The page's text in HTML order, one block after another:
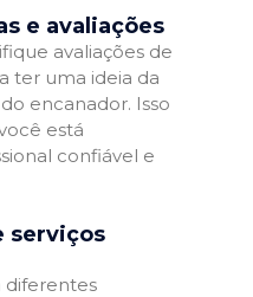
e avaliações
avaliações de
ter uma ideia da
encanador. Isso
está
confiável e
serviços
diferentes